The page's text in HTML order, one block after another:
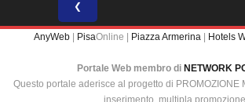
❮
AnyWeb PisaOnline | Piazza Armerina Hotels
Portale Web membro di NETWORK
Questo portale aderisce al progetto di PROMOZIONE
inserimento, multipla